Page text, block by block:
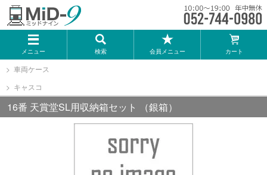
メニュー 検索 会員メニュー カート
メーカー一覧
TOMIX
KATO
車両ケース
キャスコ
16番 天賞堂SL用収納箱セット （銀箱）